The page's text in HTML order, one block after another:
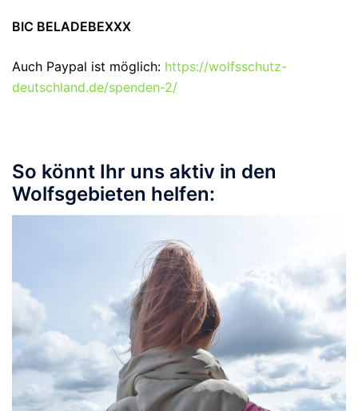
BIC BELADEBEXXX
Auch Paypal ist möglich: https://wolfsschutz-
deutschland.de/spenden-2/
So könnt Ihr uns aktiv in den
Wolfsgebieten helfen: